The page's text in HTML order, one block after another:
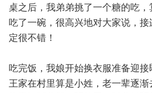
桌之后，我弟弟挑了一个糖的吃
吃了一碗，很高兴地对大家说，
定很不错！
吃完饭，我娘开始换衣服准备迎
王家在村里算是小姓，老一辈逐